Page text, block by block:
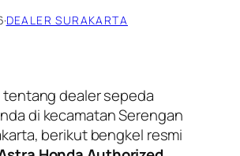
·DEALER SURAKARTA
tentang dealer sepeda
di kecamatan Serengan
berikut bengkel resmi